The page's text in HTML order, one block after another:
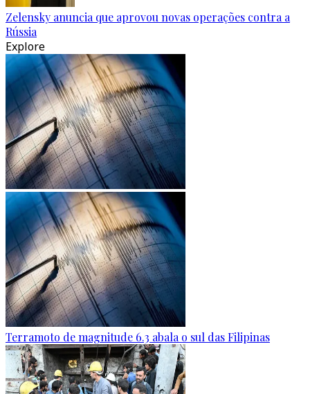
Zelensky anuncia que aprovou novas operações contra a
Rússia
Explore
Terramoto de magnitude 6.3 abala o sul das Filipinas